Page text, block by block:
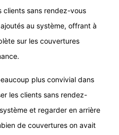
clients sans rendez-vous
au système, offrant à
sur les couvertures
plus convivial dans
les clients sans rendez-
et regarder en arrière
de couvertures on avait